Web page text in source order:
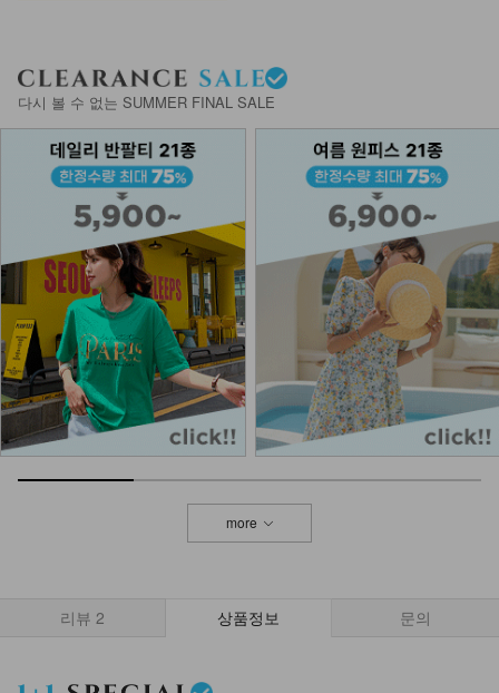
NKA-T-7/기본이너 끈나시
7,900 5,900 25%
KOA-T-26/스퀘어 스판나시
13,900 9,900 29%
NKA-U-2/똥배보정 속바지
9,900
5,900 40%
KOA-T-15/심플끈나시
12,900 7,900 39%
다시 볼 수 없는 SUMMER FINAL SALE
more
리뷰 2 상품정보 문의